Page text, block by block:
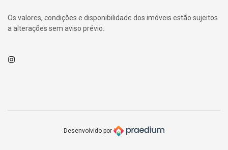
Os valores, condições e disponibilidade dos imóveis estão sujeitos
a alterações sem aviso prévio.
Instagram
Desenvolvido por